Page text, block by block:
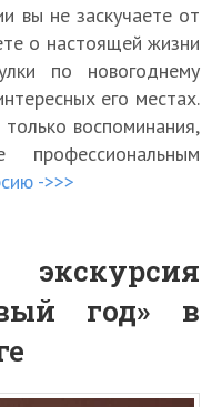
вы не заскучаете от
о настоящей жизни
по новогоднему
его местах.
воспоминания,
->>>
год» в